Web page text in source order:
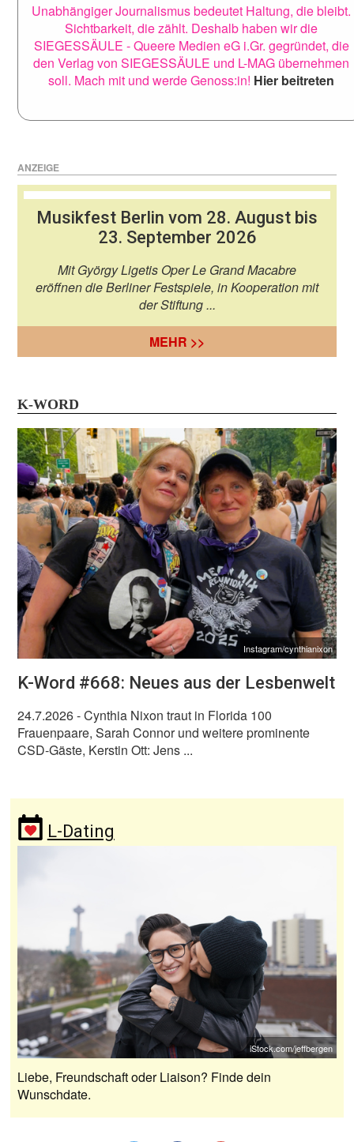
Unabhängiger Journalismus bedeutet Haltung, die bleibt.
Sichtbarkeit, die zählt. Deshalb haben wir die
SIEGESSÄULE - Queere Medien eG i.Gr. gegründet, die
den Verlag von SIEGESSÄULE und L-MAG übernehmen
soll. Mach mit und werde Genoss:in! Hier beitreten
ANZEIGE
Musikfest Berlin vom 28. August bis
23. September 2026
Mit György Ligetis Oper Le Grand Macabre
eröffnen die Berliner Festspiele, in Kooperation mit
der Stiftung ...
MEHR >>
K-WORD
Instagram/cynthianixon
K-Word #668: Neues aus der Lesbenwelt
24.7.2026- Cynthia Nixon traut in Florida 100
Frauenpaare, Sarah Connor und weitere prominente
CSD-Gäste, Kerstin Ott: Jens ...
L-Dating
iStock.com/jeffbergen
Liebe, Freundschaft oder Liaison? Finde dein
Wunschdate.